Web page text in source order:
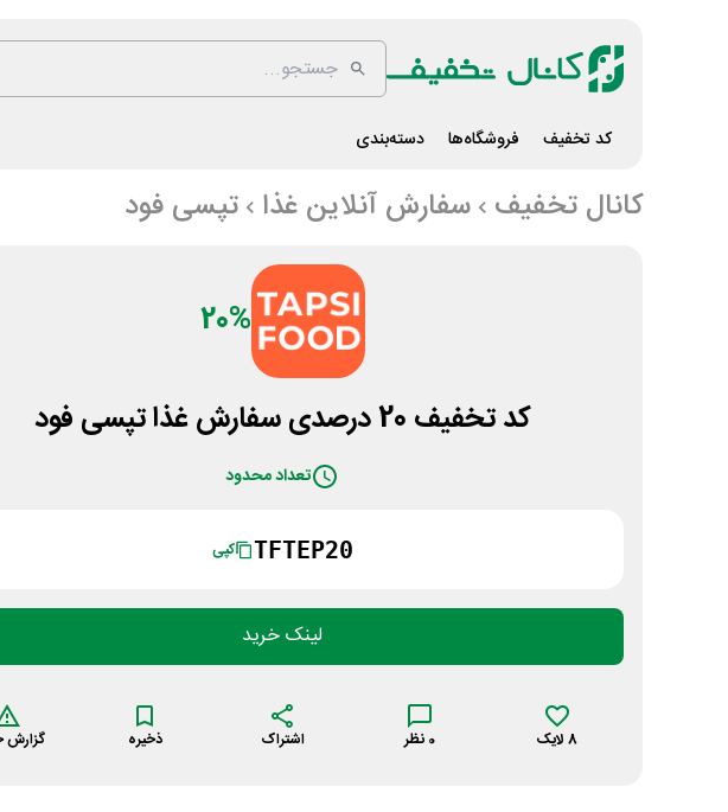
کد تخفیف فروشگاه‌ها دسته‌بندی
کانال تخفیف سفارش آنلاین غذا تپسی فود
20%
کد تخفیف 20 درصدی سفارش غذا تپسی فود
تعداد محدود
TFTEP20 کپی
لینک خرید
8 لایک 0 نظر اشتراک ذخیره گزارش